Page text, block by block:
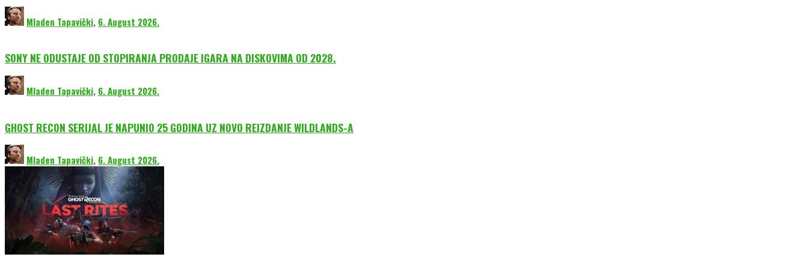
Mladen Tapavički, 6. August 2026.
SONY NE ODUSTAJE OD STOPIRANJA PRODAJE IGARA NA DISKOVIMA OD 2028.
Mladen Tapavički, 6. August 2026.
GHOST RECON SERIJAL JE NAPUNIO 25 GODINA UZ NOVO REIZDANJE WILDLANDS-A
Mladen Tapavički, 6. August 2026.